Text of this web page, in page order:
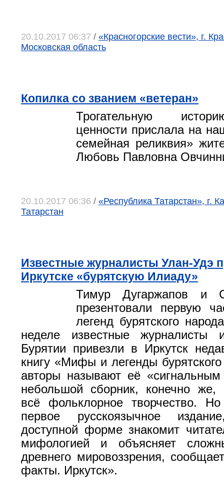
20.10.2017 06:37 / «Красногорские вести», г.
Московская область
Копилка со званием «ветеран»
Трогательную
ценности прислала на
семейная реликвия»
Любовь Павловна
20.10.2017 06:36 / «Республика Татарстан», г.
Татарстан
Известные журналисты Улан-Удэ
Иркутске «бурятскую Илиаду»
Тимур Дугаржапов и
презентовали первую
легенд бурятского
неделе известные журналисты
Бурятии привезли в Иркутск
книгу «Мифы и легенды
авторы называют её
небольшой сборник, конечно же,
всё фольклорное творчество.
первое русскоязычное
доступной форме знакомит
мифологией и объясняет
древнего мировоззрения,
факты. Иркутск».